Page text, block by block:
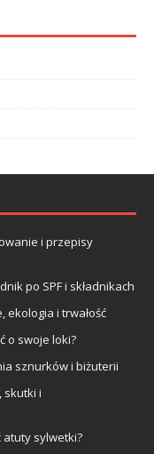
i przepisy
po SPF i składnikach
i trwałość
o swoje loki?
sznurków i biżuterii
skutki i
sylwetki?